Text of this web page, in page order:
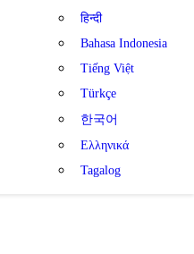
हिन्दी
Bahasa Indonesia
Tiếng Việt
Türkçe
한국어
Ελληνικά
Tagalog